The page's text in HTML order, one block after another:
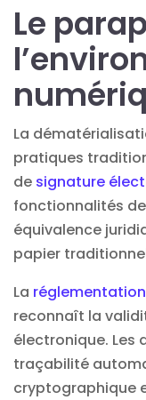
Le
La
pratiques
de signature
fonctionnalités
équivalence
papier
La réglementation
reconnaît la
électronique. Les
traçabilité
cryptographique